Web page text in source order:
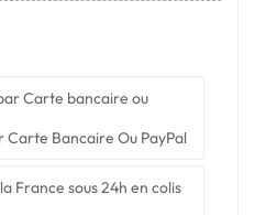
Carte Bancaire Ou PayPal